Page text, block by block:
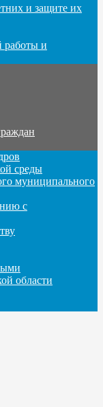
и защите их
работы и
среды
муниципального
с
области